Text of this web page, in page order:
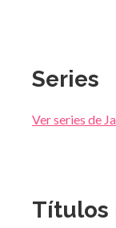
Series
Ver series de
Títulos